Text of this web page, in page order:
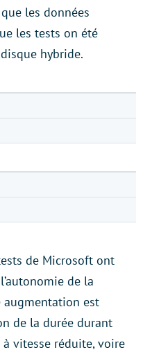
les données
les tests on été
hybride.
de Microsoft ont
de la
augmentation est
de la durée durant
vitesse réduite, voire